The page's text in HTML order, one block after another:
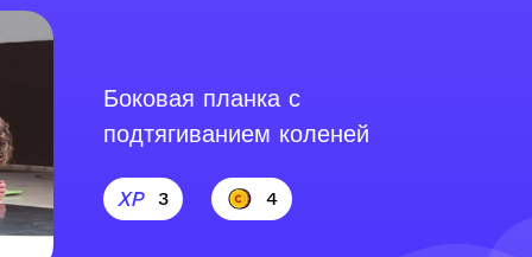
Боковая планка с
подтягиванием коленей
3 4